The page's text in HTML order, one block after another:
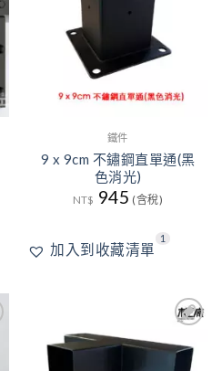
鐵件
9 x 9cm 不鏽鋼直單通(黑
色消光)
NT$ 945 (含稅)
加入到收藏清單
1
加入
藏清
單
2